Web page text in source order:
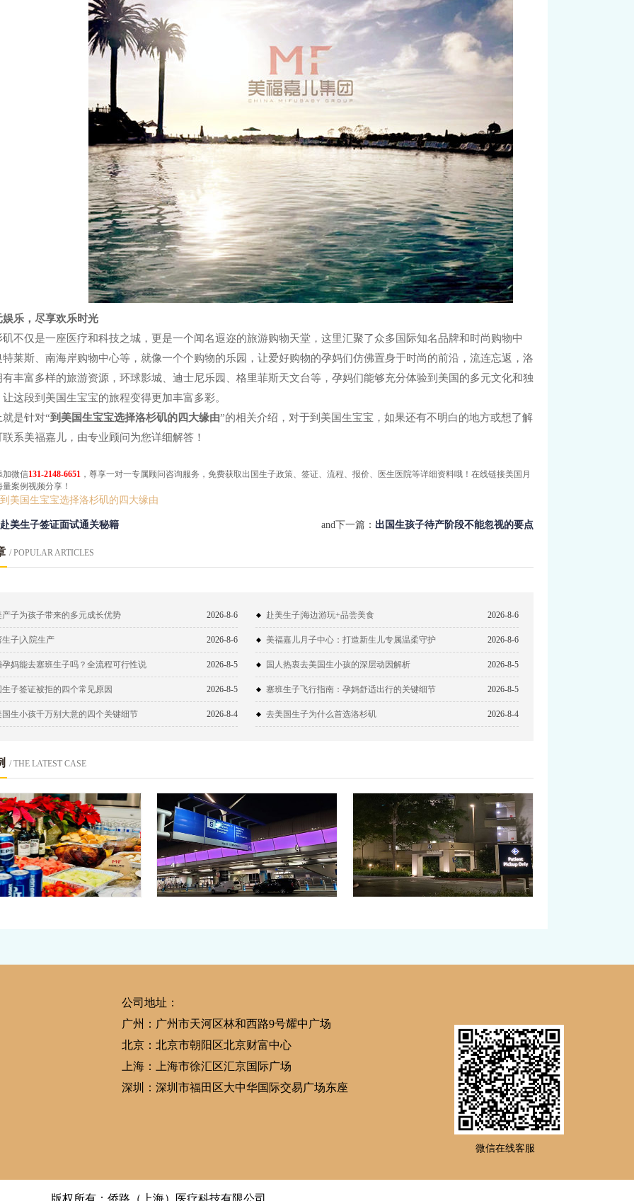
乐， 尽享欢乐时光
矶不仅是一座医疗和科技之城，更是一个闻名遐迩的旅游购物天堂，这里汇聚了众多国际知名品牌和时尚购物中
特莱斯、南海岸购物中心等，就像一个个购物的乐园，让爱好购物的孕妈们仿佛置身于时尚的前沿，流连忘返，洛
有丰富多样的旅游资源，环球影城、迪士尼乐园、格里菲斯天文台等，孕妈们能够充分体验到美国的多元文化和独
这段到美国生宝宝的旅程变得更加丰富多彩。
就是针对“到美国生宝宝选择洛杉矶的四大缘由”的相关介绍，对于到美国生宝宝，如果还有不明白的地方或想了解
联系美福嘉儿，由专业顾问为您详细解答！
加微信131-2148-6651 ，尊享一对一专属顾问咨询服务，免费获取​出国生子政策、签证、流程、报价、医生医院等详细资料哦！在线链接美国月
案例视频分享！
到美国生宝宝选择洛杉矶的四大缘由
赴美生子签证面试通关秘籍 and下一篇： 出国生孩子待产阶段不能忽视的要点
/ POPULAR ARTICLES
产子为孩子带来的多元成长优势 2026-8-6 赴美生子|海边游玩+品尝美食 2026-8-6
生子|入院生产 2026-8-6 美福嘉儿月子中心：打造新生儿专属温柔守护 2026-8-6
孕妈能去塞班生子吗？全流程可行性说 2026-8-5 国人热衷去美国生小孩的深层动因解析 2026-8-5
生子签证被拒的四个常见原因 2026-8-5 塞班生子飞行指南：孕妈舒适出行的关键细节 2026-8-5
国生小孩千万别大意的四个关键细节 2026-8-4 去美国生子为什么首选洛杉矶 2026-8-4
/ THE LATEST CASE
公司地址：
广州：广州市天河区林和西路9号耀中广场
北京：北京市朝阳区北京财富中心
上海：上海市徐汇区汇京国际广场
深圳：深圳市福田区大中华国际交易广场东座
微信在线客服
版权所有：侨路（上海）医疗科技有限公司